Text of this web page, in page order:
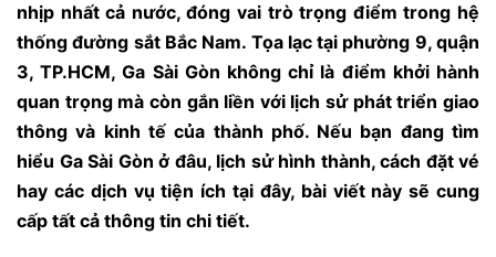
nhịp nhất cả nước, đóng vai trò trọng điểm trong hệ
thống đường sắt Bắc Nam. Tọa lạc tại phường 9, quận
3, TP.HCM, Ga Sài Gòn không chỉ là điểm khởi hành
quan trọng mà còn gắn liền với lịch sử phát triển giao
thông và kinh tế của thành phố. Nếu bạn đang tìm
hiểu Ga Sài Gòn ở đâu, lịch sử hình thành, cách đặt vé
hay các dịch vụ tiện ích tại đây, bài viết này sẽ cung
cấp tất cả thông tin chi tiết.